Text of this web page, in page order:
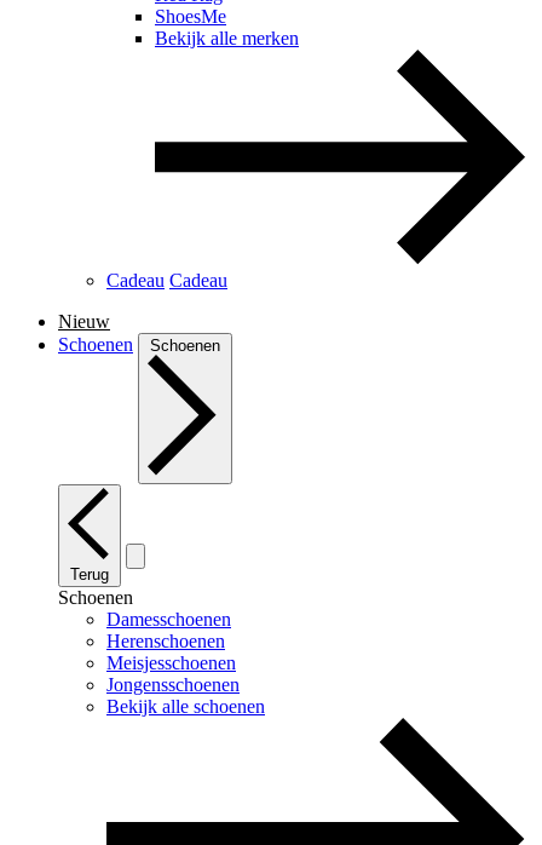
ShoesMe
Bekijk alle merken
Cadeau Cadeau
Nieuw
Schoenen
Schoenen
Terug
Schoenen
Damesschoenen
Herenschoenen
Meisjesschoenen
Jongensschoenen
Bekijk alle schoenen